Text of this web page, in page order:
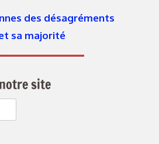
des désagréments
sa majorité
site